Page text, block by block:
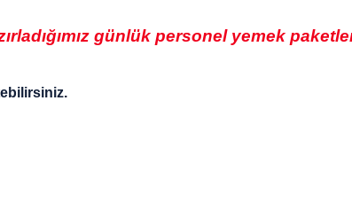
günlük personel yemek